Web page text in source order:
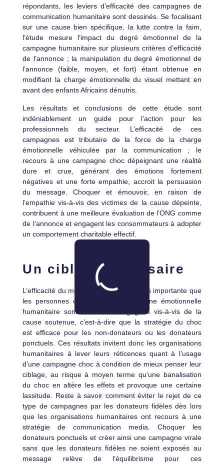
répondants, les leviers d’efficacité des campagnes de
communication humanitaire sont dessinés. Se focalisant
sur une cause bien spécifique, la lutte contre la faim,
l’étude mesure l’impact du degré émotionnel de la
campagne humanitaire sur plusieurs critères d’efficacité
de l’annonce ; la manipulation du degré émotionnel de
l’annonce (faible, moyen, et fort) étant obtenue en
modifiant la charge émotionnelle du visuel mettant en
avant des enfants Africains dénutris.
Les résultats et conclusions de cette étude sont
indéniablement un guide pour l’action pour les
professionnels du secteur. L’efficacité de ces
campagnes est tributaire de la force de la charge
émotionnelle véhiculée par la communication ; le
recours à une campagne choc dépeignant une réalité
dure et crue, générant des émotions fortement
négatives et une forte empathie, accroit la persuasion
du message. Choquer et émouvoir, en raison de
l’empathie vis-à-vis des victimes de la cause dépeinte,
contribuent à une meilleure évaluation de l’ONG comme
de l’annonce et engagent les consommateurs à adopter
un comportement charitable effectif.
Un ciblage nécessaire
L’efficacité du message est d’autant plus importante que
les personnes ciblées par la campagne émotionnelle
humanitaire sont faiblement engagées vis-à-vis de la
cause soutenue, c’est-à-dire que la stratégie du choc
est efficace pour les non-donateurs ou les donateurs
ponctuels. Ces résultats invitent donc les organisations
humanitaires à lever leurs réticences quant à l’usage
d’une campagne choc à condition de mieux penser leur
ciblage, au risque à moyen terme qu’une banalisation
du choc en altère les effets et provoque une certaine
lassitude. Reste à savoir comment éviter le rejet de ce
type de campagnes par les donateurs fidèles dès lors
que les organisations humanitaires ont recours à une
stratégie de communication media. Choquer les
donateurs ponctuels et créer ainsi une campagne virale
sans que les donateurs fidèles ne soient exposés au
message relève de l’équilibrisme pour ces